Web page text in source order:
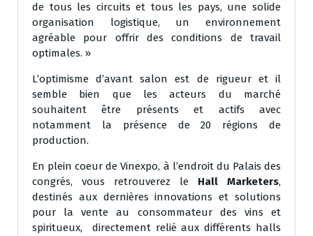
de tous les circuits et tous les pays, une solide
organisation logistique, un environnement
agréable pour offrir des conditions de travail
optimales. »
L’optimisme d’avant salon est de rigueur et il
semble bien que les acteurs du marché
souhaitent être présents et actifs avec
notamment la présence de 20 régions de
production.
En plein coeur de Vinexpo, à l’endroit du Palais des
congrés, vous retrouverez le Hall Marketers,
destinés aux dernières innovations et solutions
pour la vente au consommateur des vins et
spiritueux, directement relié aux différents halls